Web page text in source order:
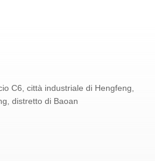
C6, città industriale di Hengfeng,
distretto di Baoan